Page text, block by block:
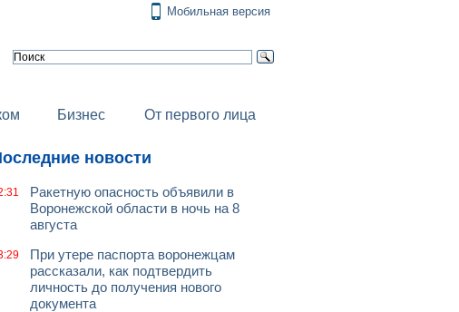
Мобильная версия
Бизнес От первого лица
новости
Ракетную опасность объявили в
Воронежской области в ночь на 8
августа
При утере паспорта воронежцам
рассказали, как подтвердить
личность до получения нового
документа